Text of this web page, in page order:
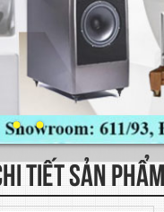
TIẾT SẢN PHẨM